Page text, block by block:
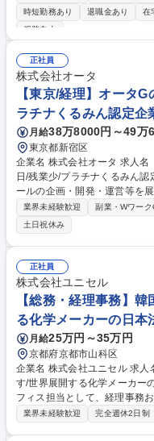
ンです。簿記の知識を活かして着実に成
算・入出金管理・請求書作成
い合わせ対応 ■将来的には連
会計領域へも関与 ■Excel（基
よび資料作成 募集職種 Canonグループ【経理】簿記3級以上必須/年次決
算や経営分析へ挑戦可能
時短勤務あり
退職金あり 在
服装自由
正社員
株式会社オータ
【東京/経理】オータ
ラチナくるみん認定企
月給38万8000円～49万
東京都新宿区
企業名 株式会社オータ 求人名 【東京/経理】オータGの安定基盤/年休120
日/残業少/プラチナくるみん認定企業 仕事の内容 地域密着型
ールの企画・開発・運営等を
て、経理業務をお任せします
課長ポジションでご活躍いただきます。 【業務詳細】 ■
容の精査、仕訳内容の決定、
算の取りまとめ ■税務申告書の作
【東京/経理】オータGの安定
定企業
業界未経験歓迎 副業・Wワーク
土日祝休み
正社員
株式会社ユニセル
【総務・経理事務】
る化学メーカーの日本
月給25万円～35万円
京都府京都市山科区
企業名 株式会社ユニセル 求人名 【総務・経理事務】韓国語スキルを活か
す/世界展開する化学メーカーの日本法人 仕事の内容 日
フィス担当として、経理事務
国親会社とのビジネスレベル
業界未経験歓迎 完全週休2日制